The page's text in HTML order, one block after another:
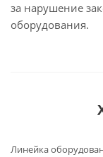
за нарушение
оборудования.
Линейка